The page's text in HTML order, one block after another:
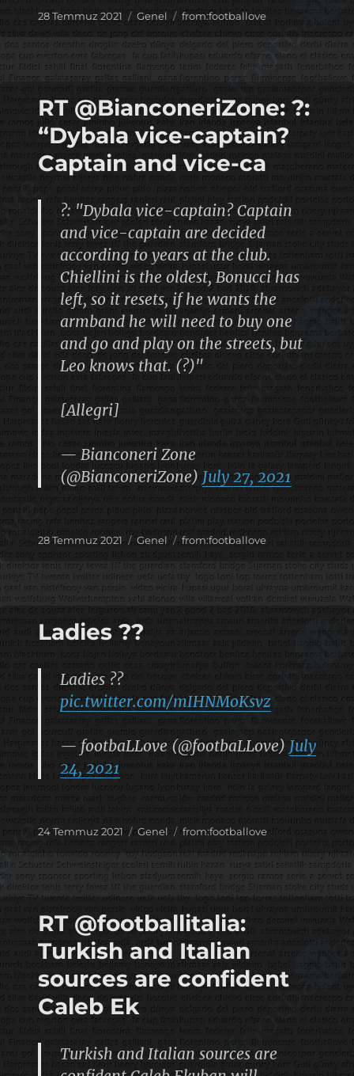
Yayın
tarihi
28 Temmuz 2021 Kategoriler
Genel Etiketler
from:footballove
RT @BianconeriZone: ?️:
“Dybala vice-captain?
Captain and vice-ca
?️: "Dybala vice-captain? Captain
and vice-captain are decided
according to years at the club.
Chiellini is the oldest, Bonucci has
left, so it resets, if he wants the
armband he will need to buy one
and go and play on the streets, but
Leo knows that. (?)"
[Allegri]
— Bianconeri Zone
(@BianconeriZone) July 27, 2021
Yayın
28 Temmuz 2021 Kategoriler
Genel Etiketler
from:footballove
Ladies ??
Ladies ??
pic.twitter.com/mIHNMoKsvz
— footbaLLove (@footbaLLove) July
24, 2021
Yayın
24 Temmuz 2021 Kategoriler
Genel Etiketler
from:footballove
RT @footballitalia:
Turkish and Italian
sources are confident
Caleb Ek
Turkish and Italian sources are